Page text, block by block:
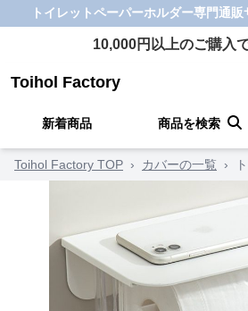
トイレットペーパーホルダー専門通販
10,000円以上のご購入
Toihol Factory
新着商品 商品を検索
Toihol Factory TOP › カバーの一覧 ›